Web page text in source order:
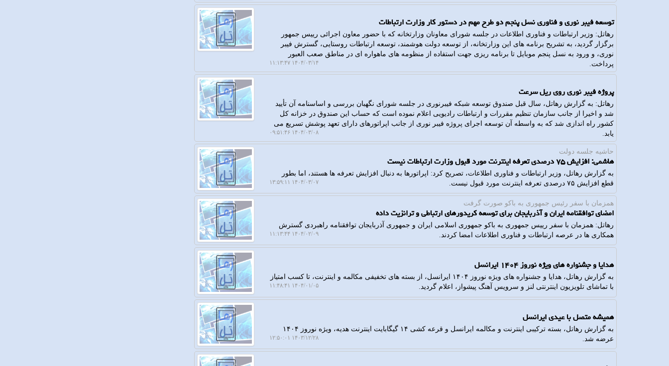
توسعه فیبر نوری و فناوری نسل پنجم دو طرح مهم در دستور کار وزارت ارتباطات
رهاتل: وزیر ارتباطات و فناوری اطلاعات در جلسه شورای معاونان وزارتخانه که با حضور معاون اجرائی رییس جمهور
برگزار گردید، به تشریح برنامه های این وزارتخانه، از توسعه دولت هوشمند، توسعه ارتباطات روستایی، گسترش فیبر
نوری، و ورود به نسل پنجم موبایل تا برنامه ریزی جهت استفاده از منظومه های ماهواره ای در مناطق صعب العبور
پرداخت.
۱۴۰۴/۰۳/۱۴ ۱۱:۱۳:۴۷
پروژه فیبر نوری روی ریل سرعت
رهاتل: به گزارش رهاتل، سال قبل صندوق توسعه شبکه فیبرنوری در جلسه شورای نگهبان بررسی و اساسنامه آن تأیید
شد و اخیرا از جانب سازمان تنظیم مقررات و ارتباطات رادیویی اعلام نموده است که حساب این صندوق در خزانه کل
کشور راه اندازی شد که به واسطه آن توسعه اجرای پروژه فیبر نوری از جانب اپراتورهای دارای تعهد پوشش تسریع می
یابد.
۱۴۰۴/۰۳/۰۸ ۰۹:۵۱:۴۶
حاشیه جلسه دولت
هاشمی: افزایش ۷۵ درصدی تعرفه اینترنت مورد قبول وزارت ارتباطات نیست
به گزارش رهاتل، وزیر ارتباطات و فناوری اطلاعات، تصریح کرد: اپراتورها به دنبال افزایش تعرفه ها هستند، اما بطور
قطع افزایش ۷۵ درصدی تعرفه اینترنت مورد قبول نیست.
۱۴۰۴/۰۳/۰۷ ۱۳:۵۹:۱۱
همزمان با سفر رئیس جمهوری به باكو صورت گرفت
امضای توافقنامه ایران و آذربایجان برای توسعه کریدورهای ارتباطی و ترانزیت داده
رهاتل: همزمان با سفر رییس جمهوری به باکو جمهوری اسلامی ایران و جمهوری آذربایجان توافقنامه راهبردی گسترش
همکاری ها در عرصه ارتباطات و فناوری اطلاعات امضا کردند.
۱۴۰۴/۰۲/۰۹ ۱۱:۱۳:۴۴
هدایا و جشنواره های ویژه نوروز ۱۴۰۴ ایرانسل
به گزارش رهاتل، هدایا و جشنواره های ویژه نوروز ۱۴۰۴ ایرانسل، از بسته های تخفیفی مکالمه و اینترنت، تا کسب امتیاز
با تماشای تلویزیون اینترنتی لنز و سرویس آهنگ پیشواز، اعلام گردید.
۱۴۰۴/۰۱/۰۵ ۱۱:۴۸:۴۱
همیشه متصل با عیدی ایرانسل
به گزارش رهاتل، بسته ترکیبی اینترنت و مکالمه ایرانسل و قرعه کشی ۱۴ گیگابایت اینترنت هدیه، ویژه نوروز ۱۴۰۴
عرضه شد.
۱۴۰۳/۱۲/۲۸ ۱۲:۵۰:۰۱